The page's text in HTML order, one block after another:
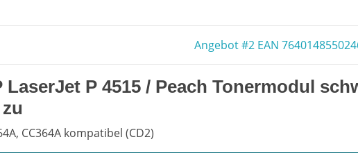
Angebot #2 EAN
LaserJet P 4515 / Peach Tonermodul
CC364A kompatibel (CD2)